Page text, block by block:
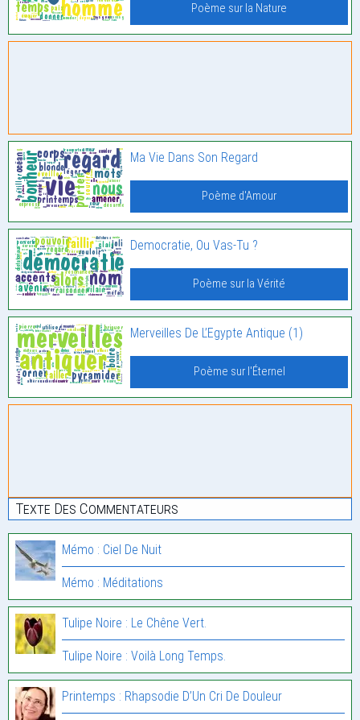
Poème sur la Nature
Ma Vie Dans Son Regard
Poème d'Amour
Democratie, Ou Vas-Tu ?
Poème sur la Vérité
Merveilles De L’Egypte Antique (1)
Poème sur l'Éternel
Texte Des Commentateurs
Mémo : Ciel De Nuit
Mémo : Méditations
Tulipe Noire : Le Chêne Vert.
Tulipe Noire : Voilà Long Temps.
Printemps : Rhapsodie D’Un Cri De Douleur